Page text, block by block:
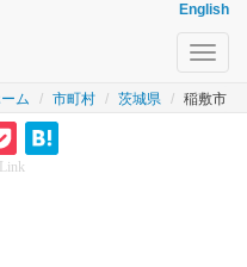
English
ム 市町村 茨城県 稲敷市